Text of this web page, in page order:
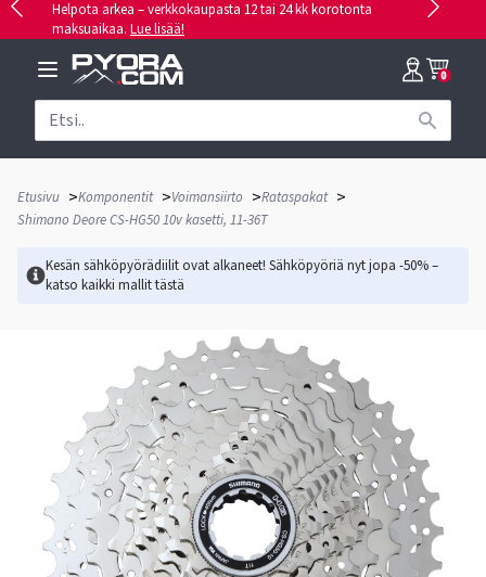
Helpota arkea – verkkokaupasta 12 tai 24 kk korotonta
maksuaikaa. Lue lisää!
0
Etusivu >Komponentit >Voimansiirto >Rataspakat >
Shimano Deore CS-HG50 10v kasetti, 11-36T
Kesän sähköpyörädiilit ovat alkaneet! Sähköpyöriä nyt jopa -50% –
katso kaikki mallittästä